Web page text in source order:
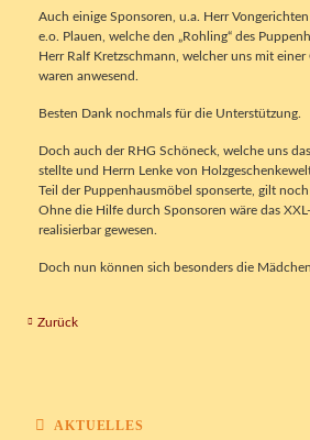
Auch einige Sponsoren, u.a. Herr
e.o. Plauen, welche den „Rohling“ des
Herr Ralf Kretzschmann, welcher uns mit einer
waren anwesend.
Besten Dank nochmals für die Unterstützung.
Doch auch der RHG Schöneck, welche uns
stellte und Herrn Lenke von
Teil der Puppenhausmöbel sponserte, gilt
Ohne die Hilfe durch Sponsoren wäre das
realisierbar gewesen.
Doch nun können sich besonders die
Zurück
AKTUELLES